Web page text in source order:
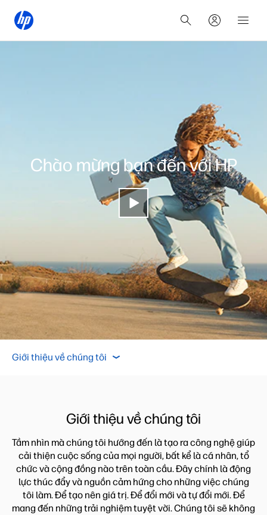
Chào mừng bạn đến với HP
Đội ngũ của chúng tôi Giới thiệu về chúng tôi
Giới thiệu về chúng tôi
Khám phá HPGiới thiệu về chúng tôi
Tầm nhìn mà chúng tôi hướng đến là tạo ra công nghệ giúp
cải thiện cuộc sống của mọi người, bất kể là cá nhân, tổ
chức và cộng đồng nào trên toàn cầu. Đây chính là động
lực thúc đẩy và nguồn cảm hứng cho những việc chúng
tôi làm. Để tạo nên giá trị. Để đổi mới và tự đổi mới. Để
mang đến những trải nghiệm tuyệt vời. Chúng tôi sẽ không